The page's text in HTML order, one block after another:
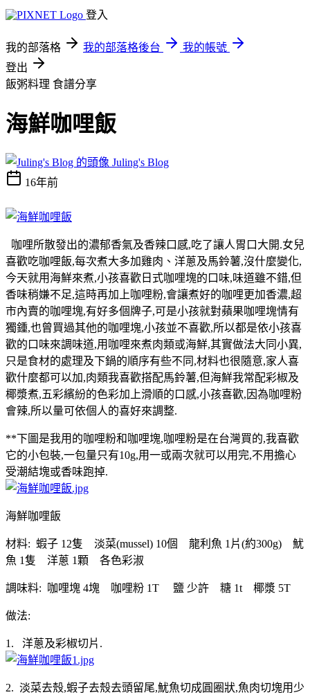
登入
我的部落格 我的部落格後台
我的帳號
登出
飯粥料理 食譜分享
海鮮咖哩飯
Juling's Blog
16年前
咖哩所散發出的濃郁香氣及香辣口感,吃了讓人胃口大開.女兒
喜歡吃咖哩飯,每次煮大多加雞肉、洋蔥及馬鈴薯,沒什麼變化,
今天就用海鮮來煮,小孩喜歡日式咖哩塊的口味,味道雖不錯,但
香味稍嫌不足,這時再加上咖哩粉,會讓煮好的咖哩更加香濃,超
市內賣的咖哩塊,有好多個牌子,可是小孩就對蘋果咖哩塊情有
獨鍾,也曾買過其他的咖哩塊,小孩並不喜歡,所以都是依小孩喜
歡的口味來調味道,用咖哩來煮肉類或海鮮,其實做法大同小異,
只是食材的處理及下鍋的順序有些不同,材料也很隨意,家人喜
歡什麼都可以加,肉類我喜歡搭配馬鈴薯,但海鮮我常配彩椒及
椰漿煮,五彩繽紛的色彩加上滑順的口感,小孩喜歡,因為咖哩粉
會辣,所以量可依個人的喜好來調整.
**下圖是我用的咖哩粉和咖哩塊,咖哩粉是在台灣買的,我喜歡
它的小包裝,一包量只有10g,用一或兩次就可以用完,不用擔心
受潮結塊或香味跑掉.
海鮮咖哩飯
材料: 蝦子 12隻 淡菜(mussel) 10個 龍利魚 1片(約300g) 魷
魚 1隻 洋蔥 1顆 各色彩淑
調味料: 咖哩塊 4塊 咖哩粉 1T 鹽 少許 糖 1t 椰漿 5T
做法:
1. 洋蔥及彩椒切片.
2. 淡菜去殼,蝦子去殼去頭留尾,魷魚切成圓圈狀,魚肉切塊用少